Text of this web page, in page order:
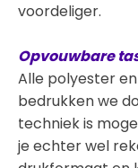
voordeliger.
Opvouwbare
Alle polyester
bedrukken we
techniek is
je echter wel